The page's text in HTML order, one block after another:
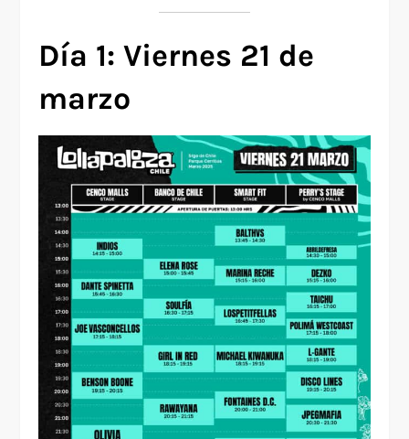
Día 1: Viernes 21 de
marzo